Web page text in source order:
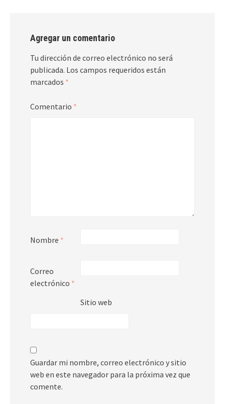
Agregar un comentario
Tu dirección de correo electrónico no será
publicada. Los campos requeridos están
marcados *
Comentario *
Nombre *
Correo
electrónico *
Sitio web
Guardar mi nombre, correo electrónico y sitio
web en este navegador para la próxima vez que
comente.